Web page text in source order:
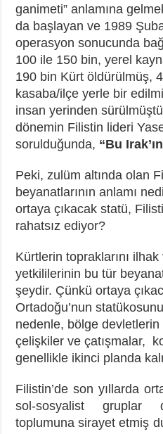
ganimeti” anlamına
da başlayan ve 1989
operasyon sonucunda
100 ile 150 bin, yerel
190 bin Kürt öldürülmüş,
kasaba/ilçe yerle bir
insan yerinden
dönemin Filistin lideri
sorulduğunda, “Bu
Peki, zulüm altında olan
beyanatlarının anlamı
ortaya çıkacak statü,
rahatsız ediyor?
Kürtlerin topraklarını
yetkililerinin bu tür
şeydir. Çünkü ortaya
Ortadoğu’nun
nedenle, bölge devletlerin
çelişkiler ve çatışmalar,
genellikle ikinci planda
Filistin’de son yıllarda
sol-sosyalist gruplar
toplumuna sirayet etmiş